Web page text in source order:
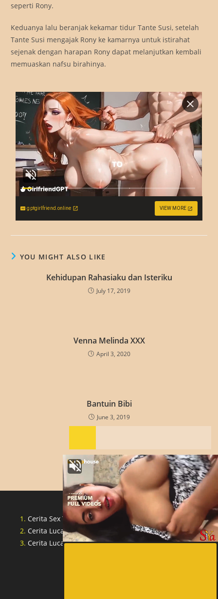
seperti Rony.
Keduanya lalu beranjak kekamar tidur Tante Susi, setelah
Tante Susi mengajak Rony ke kamarnya untuk istirahat
sejenak dengan harapan Rony dapat melanjutkan kembali
memuaskan nafsu birahinya.
gptgirlfriend.online VIEW MORE
YOU MIGHT ALSO LIKE
Kehidupan Rahasiaku dan Isteriku
July 17, 2019
Venna Melinda XXX
April 3, 2020
Bantuin Bibi
June 3, 2019
Cerita Sex Tante Indonesia
Cerita Lucah Singapore
Cerita Lucah Indonesia